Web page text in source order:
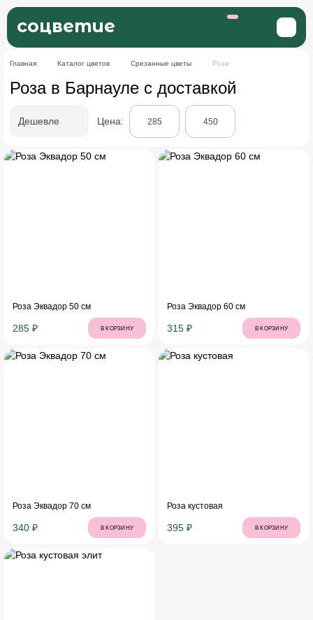
соцветие
Главная Каталог цветов Срезанные цветы Роза
Роза в Барнауле с доставкой
Дешевле Цена:
Роза Эквадор 50 см
285 ₽ В КОРЗИНУ
Роза Эквадор 60 см
315 ₽ В КОРЗИНУ
Роза Эквадор 70 см
340 ₽ В КОРЗИНУ
Роза кустовая
395 ₽ В КОРЗИНУ